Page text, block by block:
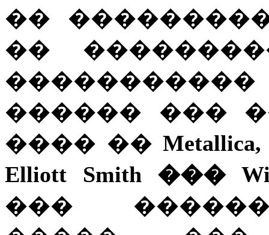
��
��
������ ���
���� ��
Elliott Smith ���
���